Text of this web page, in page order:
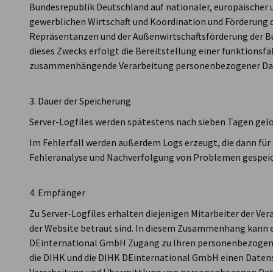
Bundesrepublik Deutschland auf nationaler,
gewerblichen Wirtschaft und Koordination und Förderung
Repräsentanzen und der Außenwirtschaftsförderung der
dieses Zwecks erfolgt die Bereitstellung einer
zusammenhängende Verarbeitung personenbezogener
3. Dauer der Speicherung
Server-Logfiles werden spätestens nach sieben Tagen
Im Fehlerfall werden außerdem Logs erzeugt, die dann
Fehleranalyse und Nachverfolgung von Problemen
4. Empfänger
Zu Server-Logfiles erhalten diejenigen Mitarbeiter der
der Website betraut sind. In diesem Zusammenhang
DEinternational GmbH Zugang zu Ihren
die DIHK und die DIHK DEinternational GmbH einen